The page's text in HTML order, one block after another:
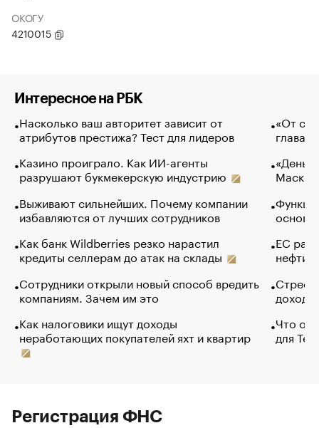
ОКОГУ
4210015
Интересное на РБК
Насколько ваш авторитет зависит от
атрибутов престижа? Тест для лидеров
Казино проиграло. Как ИИ-агенты
разрушают букмекерскую индустрию
Выживают сильнейших. Почему компании
избавляются от лучших сотрудников
Как банк Wildberries резко нарастил
кредиты селлерам до атак на склады
Сотрудники открыли новый способ вредить
компаниям. Зачем им это
Как налоговики ищут доходы
неработающих покупателей яхт и квартир
«От
глава
Маск в
основ
ЕС
нефти
Что
для
Регистрация ФНС